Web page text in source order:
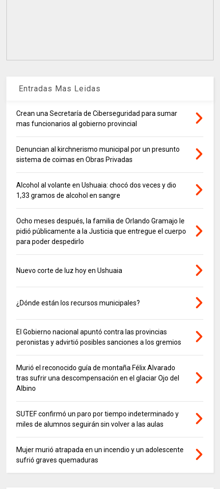
Entradas Mas Leidas
Crean una Secretaría de Ciberseguridad para sumar
mas funcionarios al gobierno provincial
Denuncian al kirchnerismo municipal por un presunto
sistema de coimas en Obras Privadas
Alcohol al volante en Ushuaia: chocó dos veces y dio
1,33 gramos de alcohol en sangre
Ocho meses después, la familia de Orlando Gramajo le
pidió públicamente a la Justicia que entregue el cuerpo
para poder despedirlo
Nuevo corte de luz hoy en Ushuaia
¿Dónde están los recursos municipales?
El Gobierno nacional apuntó contra las provincias
peronistas y advirtió posibles sanciones a los gremios
Murió el reconocido guía de montaña Félix Alvarado
tras sufrir una descompensación en el glaciar Ojo del
Albino
SUTEF confirmó un paro por tiempo indeterminado y
miles de alumnos seguirán sin volver a las aulas
Mujer murió atrapada en un incendio y un adolescente
sufrió graves quemaduras